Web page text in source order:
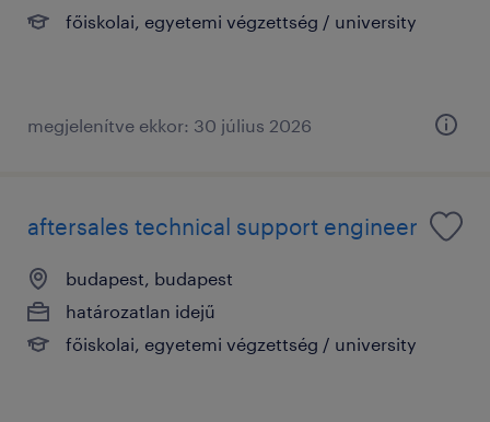
főiskolai, egyetemi végzettség / university
megjelenítve ekkor: 30 július 2026
aftersales technical support engineer
budapest, budapest
határozatlan idejű
főiskolai, egyetemi végzettség / university